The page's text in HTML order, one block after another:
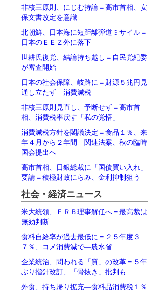
非核三原則、にじむ持論＝高市首相、安
保文書改定を意識
北朝鮮、日本海に短距離弾道ミサイル＝
日本のＥＥＺ外に落下
世耕氏復党、結論持ち越し＝自民党紀委
が審査開始
日本の社会保障、岐路に＝財源５兆円見
通し立たず―消費減税
非核三原則見直し、予断せず＝高市首
相、消費税率戻す「私の覚悟」
消費減税方針を閣議決定＝食品１％、来
年４月から２年間―関連法案、秋の臨時
国会提出へ
高市首相、日銀総裁に「国債買い入れ」
要請＝積極財政にらみ、金利抑制狙う
社会・経済ニュース
米大統領、ＦＲＢ理事解任へ＝最高裁は
無効判断
食料自給率が過去最低に＝２５年度３
７％、コメ消費減で―農水省
企業統治、問われる「質」の改革＝５年
ぶり指針改訂、「骨抜き」批判も
外食、持ち帰り拡充―食料品消費税１％